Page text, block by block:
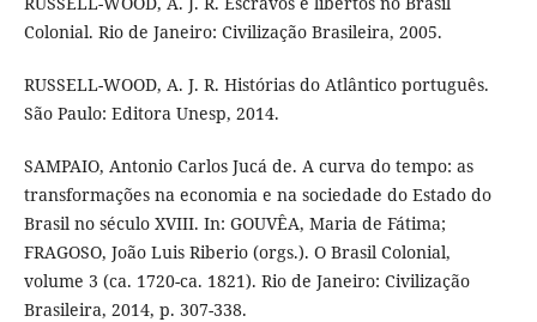
Colonial. Rio de Janeiro: Civilização Brasileira, 2005.
RUSSELL-WOOD, A. J. R. Histórias do Atlântico português.
São Paulo: Editora Unesp, 2014.
SAMPAIO, Antonio Carlos Jucá de. A curva do tempo: as
transformações na economia e na sociedade do Estado do
Brasil no século XVIII. In: GOUVÊA, Maria de Fátima;
FRAGOSO, João Luis Riberio (orgs.). O Brasil Colonial,
volume 3 (ca. 1720-ca. 1821). Rio de Janeiro: Civilização
Brasileira, 2014, p. 307-338.